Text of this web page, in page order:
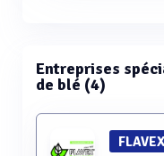
Entreprises
de blé (4)